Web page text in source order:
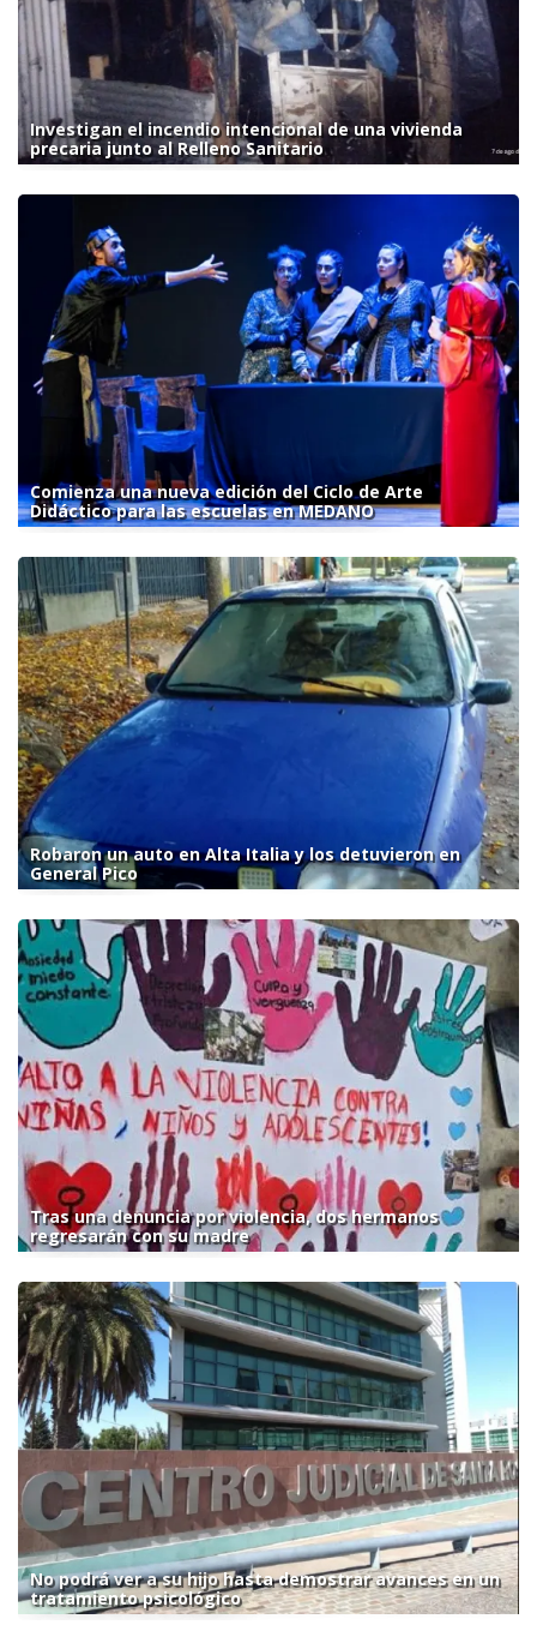
Investigan el incendio intencional de una vivienda
precaria junto al Relleno Sanitario
Comienza una nueva edición del Ciclo de Arte
Didáctico para las escuelas en MEDANO
Robaron un auto en Alta Italia y los detuvieron en
General Pico
Tras una denuncia por violencia, dos hermanos
regresarán con su madre
No podrá ver a su hijo hasta demostrar avances en un
tratamiento psicológico